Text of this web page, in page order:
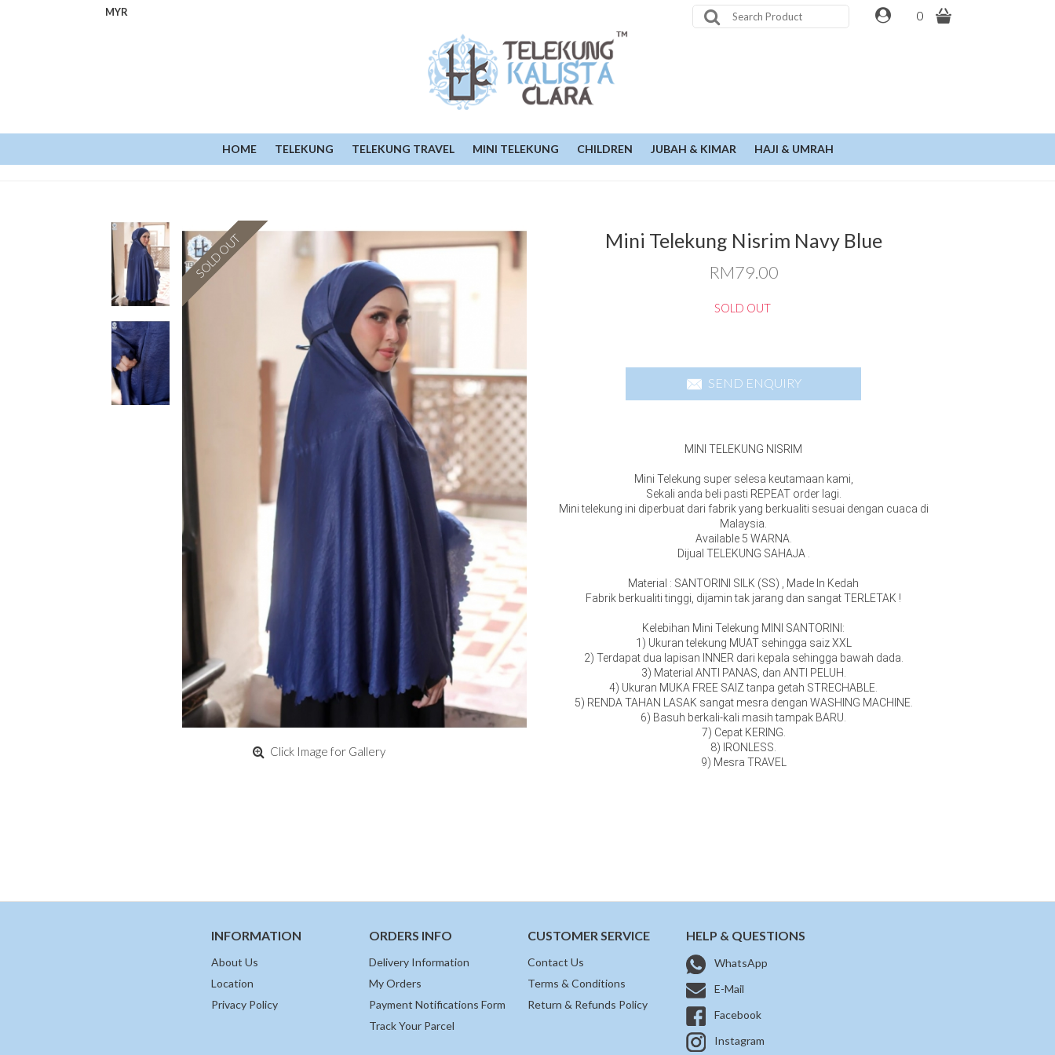
MYR 0
HOME TELEKUNG TELEKUNG TRAVEL MINI TELEKUNG CHILDREN JUBAH & KIMAR HAJI & UMRAH
SOLD OUT
Click Image for Gallery
Mini Telekung Nisrim Navy Blue
RM79.00
SOLD OUT
SEND ENQUIRY
MINI TELEKUNG NISRIM
Mini Telekung super selesa keutamaan kami,
Sekali anda beli pasti REPEAT order lagi.
Mini telekung ini diperbuat dari fabrik yang berkualiti sesuai dengan cuaca di
Malaysia.
Available 5 WARNA.
Dijual TELEKUNG SAHAJA .
Material : SANTORINI SILK (SS) , Made In Kedah
Fabrik berkualiti tinggi, dijamin tak jarang dan sangat TERLETAK !
Kelebihan Mini Telekung MINI SANTORINI:
1) Ukuran telekung MUAT sehingga saiz XXL
2) Terdapat dua lapisan INNER dari kepala sehingga bawah dada.
3) Material ANTI PANAS, dan ANTI PELUH.
4) Ukuran MUKA FREE SAIZ tanpa getah STRECHABLE.
5) RENDA TAHAN LASAK sangat mesra dengan WASHING MACHINE.
6) Basuh berkali-kali masih tampak BARU.
7) Cepat KERING.
8) IRONLESS.
9) Mesra TRAVEL
INFORMATION
About Us
Location
Privacy Policy
ORDERS INFO
Delivery Information
My Orders
Payment Notifications Form
Track Your Parcel
CUSTOMER SERVICE
Contact Us
Terms & Conditions
Return & Refunds Policy
HELP & QUESTIONS
WhatsApp
E-Mail
Facebook
Instagram